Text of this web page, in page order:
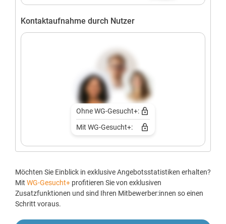
Kontaktaufnahme durch Nutzer
Ohne WG-Gesucht+:
Mit WG-Gesucht+:
Möchten Sie Einblick in exklusive Angebotsstatistiken erhalten?
Mit WG-Gesucht+ profitieren Sie von exklusiven
Zusatzfunktionen und sind Ihren Mitbewerber:innen so einen
Schritt voraus.